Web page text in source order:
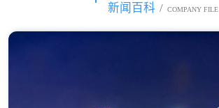
新闻百科 / COMPANY FILE